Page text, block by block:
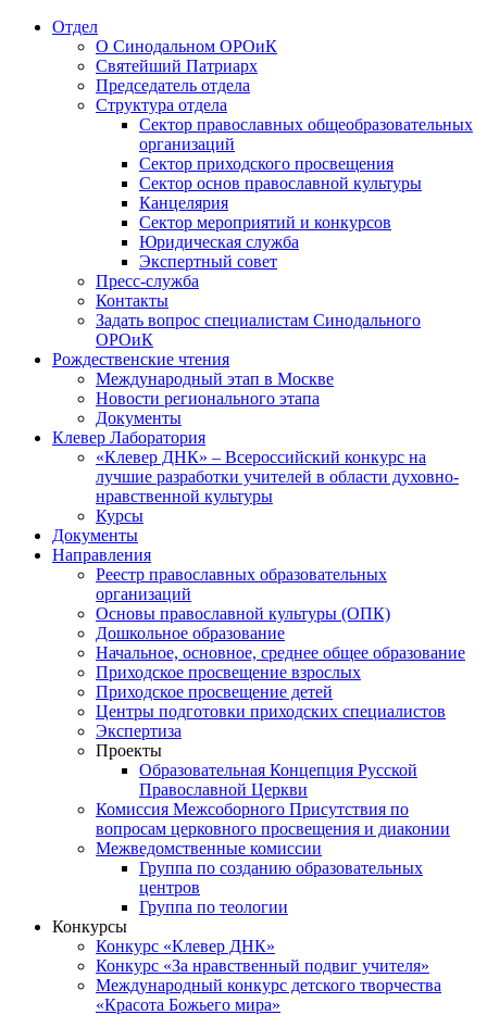
Отдел
О Синодальном ОРОиК
Святейший Патриарх
Председатель отдела
Структура отдела
Сектор православных общеобразовательных
организаций
Сектор приходского просвещения
Сектор основ православной культуры
Канцелярия
Сектор мероприятий и конкурсов
Юридическая служба
Экспертный совет
Пресс-служба
Контакты
Задать вопрос специалистам Синодального
ОРОиК
Рождественские чтения
Международный этап в Москве
Новости регионального этапа
Документы
Клевер Лаборатория
«Клевер ДНК» – Всероссийский конкурс на
лучшие разработки учителей в области духовно-
нравственной культуры
Курсы
Документы
Направления
Реестр православных образовательных
организаций
Основы православной культуры (ОПК)
Дошкольное образование
Начальное, основное, среднее общее образование
Приходское просвещение взрослых
Приходское просвещение детей
Центры подготовки приходских специалистов
Экспертиза
Проекты
Образовательная Концепция Русской
Православной Церкви
Комиссия Межсоборного Присутствия по
вопросам церковного просвещения и диаконии
Межведомственные комиссии
Группа по созданию образовательных
центров
Группа по теологии
Конкурсы
Конкурс «Клевер ДНК»
Конкурс «За нравственный подвиг учителя»
Международный конкурс детского творчества
«Красота Божьего мира»